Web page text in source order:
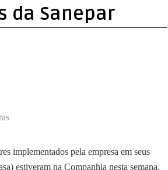
da Sanepar
implementados pela empresa em seus
estiveram na Companhia nesta semana.